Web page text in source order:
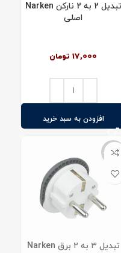
تبدیل 2 به 2 نارکن Narken
اصلی
17,000 تومان
افزودن به سبد خرید
ناموجود
تبدیل ۳ به ۲ برق Narken